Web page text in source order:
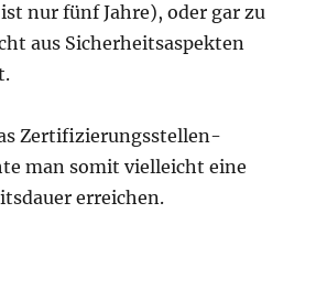
nur fünf Jahre), oder gar zu
aus Sicherheitsaspekten
Zertifizierungsstellen-
man somit vielleicht eine
erreichen.
verkürzen des